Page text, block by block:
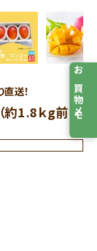
送！
約1.8ｋg前 お買物メモ